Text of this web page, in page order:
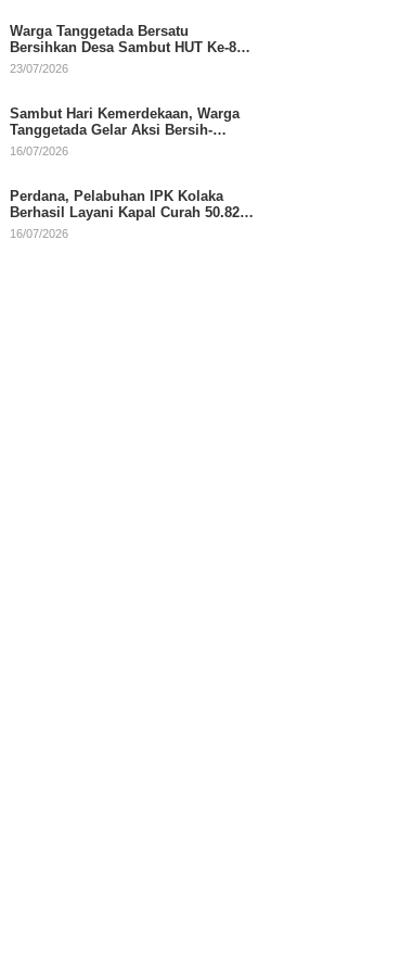
Warga Tanggetada Bersatu
Bersihkan Desa Sambut HUT Ke-81
RI
23/07/2026
Sambut Hari Kemerdekaan, Warga
Tanggetada Gelar Aksi Bersih-
Bersih Desa
16/07/2026
Perdana, Pelabuhan IPK Kolaka
Berhasil Layani Kapal Curah 50.820
Ton
16/07/2026